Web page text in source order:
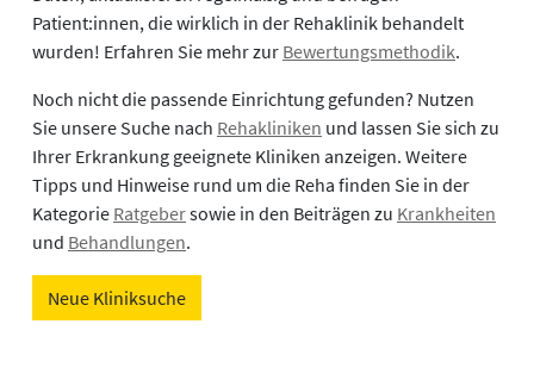
Patient:innen, die wirklich in der Rehaklinik behandelt
wurden! Erfahren Sie mehr zur Bewertungsmethodik.
Noch nicht die passende Einrichtung gefunden? Nutzen
Sie unsere Suche nach Rehakliniken und lassen Sie sich zu
Ihrer Erkrankung geeignete Kliniken anzeigen. Weitere
Tipps und Hinweise rund um die Reha finden Sie in der
Kategorie Ratgebersowie in den Beiträgen zu Krankheiten
und Behandlungen.
Neue Kliniksuche